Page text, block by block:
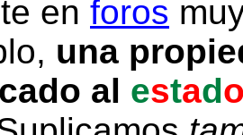
en foros
una
al estad